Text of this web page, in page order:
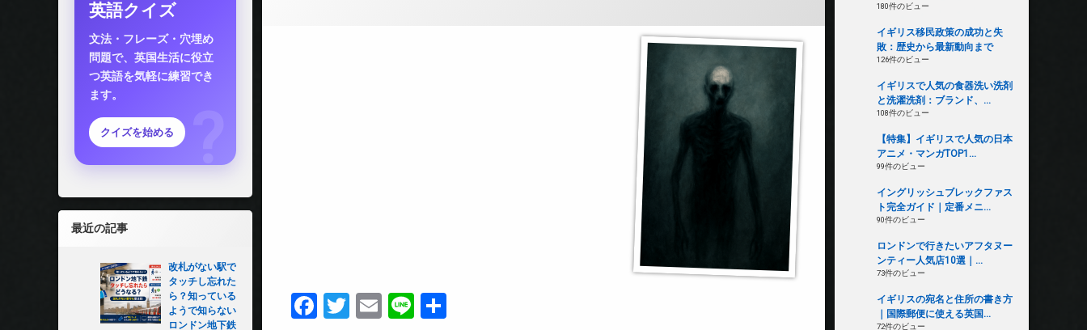
Facebook
Twitter
Email
Line
英語クイズ
文法・フレーズ・穴埋め
問題で、英国生活に役立
つ英語を気軽に練習でき
ます。
クイズを始める
最近の記事
改札がない駅で
タッチし忘れた
ら？知っている
ようで知らない
ロンドン地下鉄
180件のビュー
イギリス移民政策の成功と失
敗：歴史から最新動向まで
126件のビュー
イギリスで人気の食器洗い洗剤
と洗濯洗剤：ブランド、...
108件のビュー
【特集】イギリスで人気の日本
アニメ・マンガTOP1...
99件のビュー
イングリッシュブレックファス
ト完全ガイド｜定番メニ...
90件のビュー
ロンドンで行きたいアフタヌー
ンティー人気店10選｜...
73件のビュー
イギリスの宛名と住所の書き方
｜国際郵便に使える英国...
72件のビュー